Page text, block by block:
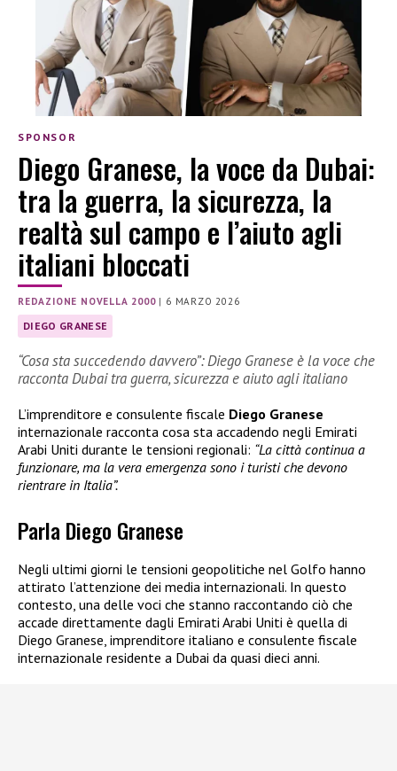
SPONSOR
Diego Granese, la voce da Dubai:
tra la guerra, la sicurezza, la
realtà sul campo e l’aiuto agli
italiani bloccati
REDAZIONE NOVELLA 2000| 6 MARZO 2026
DIEGO GRANESE
“Cosa sta succedendo davvero”: Diego Granese è la voce che
racconta Dubai tra guerra, sicurezza e aiuto agli italiano
L’imprenditore e consulente fiscale Diego Granese
internazionale racconta cosa sta accadendo negli Emirati
Arabi Uniti durante le tensioni regionali: “La città continua a
funzionare, ma la vera emergenza sono i turisti che devono
rientrare in Italia”.
Parla Diego Granese
Negli ultimi giorni le tensioni geopolitiche nel Golfo hanno
attirato l’attenzione dei media internazionali. In questo
contesto, una delle voci che stanno raccontando ciò che
accade direttamente dagli Emirati Arabi Uniti è quella di
Diego Granese, imprenditore italiano e consulente fiscale
internazionale residente a Dubai da quasi dieci anni.